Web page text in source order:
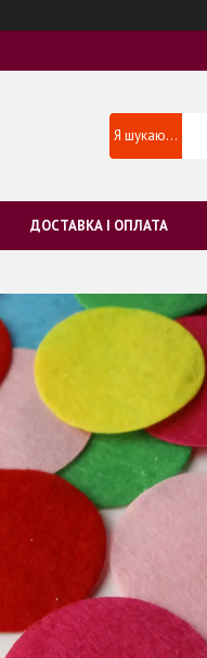
ДОСТАВКА І ОПЛАТА